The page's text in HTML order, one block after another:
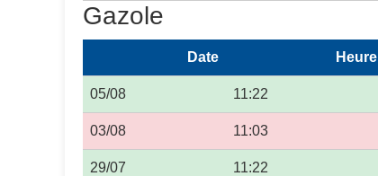
Gazole
Date Heure
05/08 11:22
03/08 11:03
29/07 11:22